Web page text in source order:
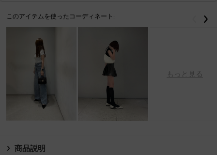
このアイテムを使ったコーディネート:
もっと見る
戻る
商品説明